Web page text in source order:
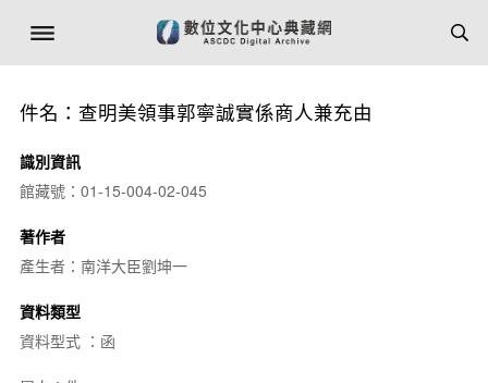
件名：查明美領事郭寧誠實係商人兼充由
識別資訊
館藏號：01-15-004-02-045
著作者
產生者：南洋大臣劉坤一
資料類型
資料型式 ：函